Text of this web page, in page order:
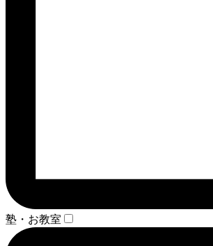
塾・お教室